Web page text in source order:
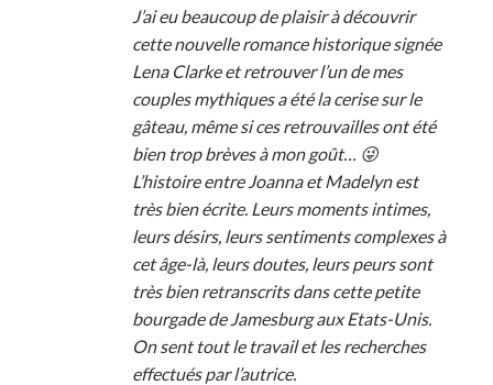
J’ai eu beaucoup de plaisir à découvrir
cette nouvelle romance historique signée
Lena Clarke et retrouver l’un de mes
couples mythiques a été la cerise sur le
gâteau, même si ces retrouvailles ont été
bien trop brèves à mon goût… 😜
L’histoire entre Joanna et Madelyn est
très bien écrite. Leurs moments intimes,
leurs désirs, leurs sentiments complexes à
cet âge-là, leurs doutes, leurs peurs sont
très bien retranscrits dans cette petite
bourgade de Jamesburg aux Etats-Unis.
On sent tout le travail et les recherches
effectués par l’autrice.